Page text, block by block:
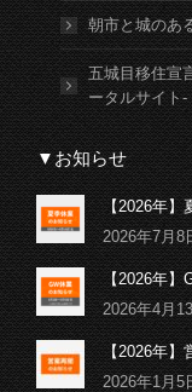
朝市と城のあ
五城目移住宣
ータルサイト-
▼お知らせ
【2026年】
2026年7月8
【2026年】
2026年4月
【2026年
2026年1月5